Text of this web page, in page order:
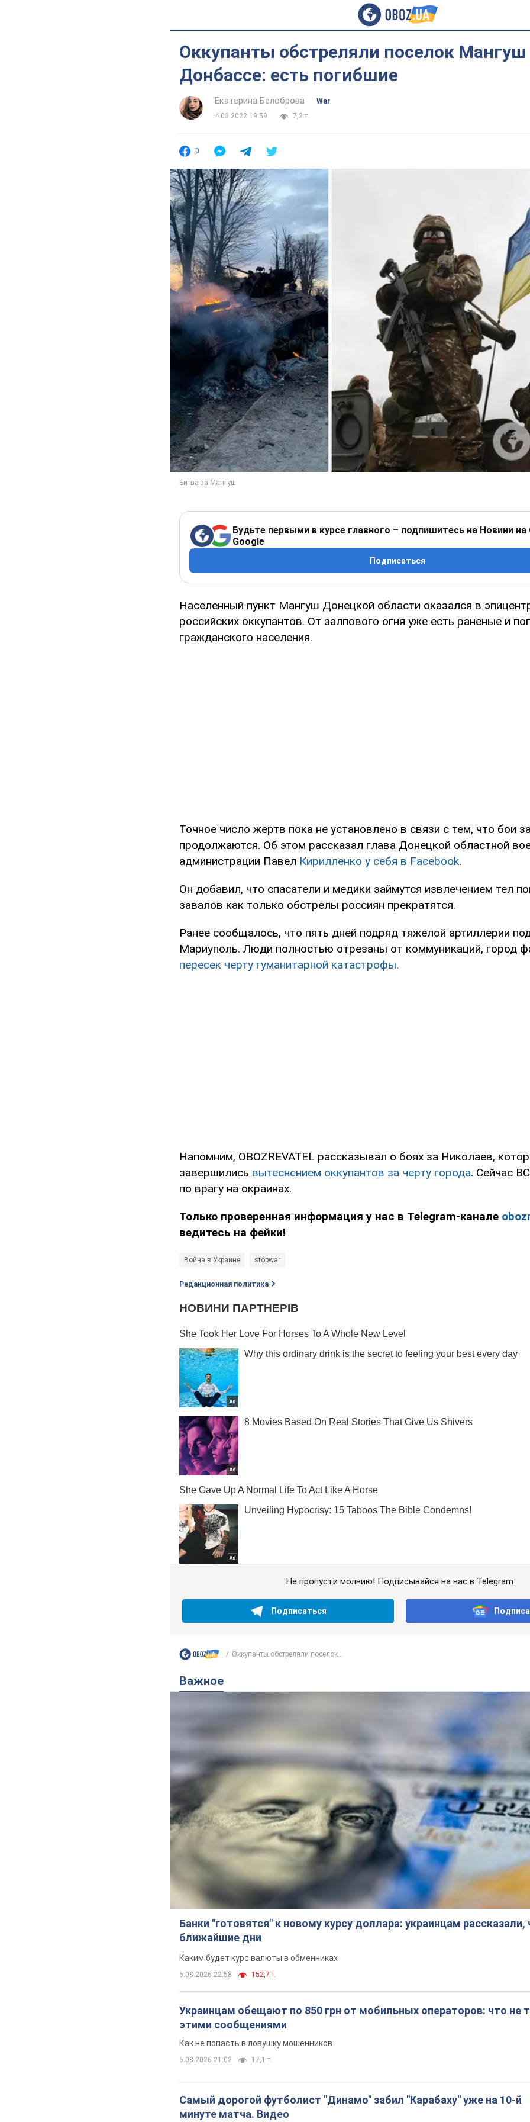
Оккупанты обстреляли поселок Мангуш
Донбассе: есть погибшие
Екатерина Белоброва
War
4.03.2022 19:59
7,2 т.
0
Будьте первыми в курсе главного – подпишитесь на Новини на
Google
Подписаться
Населенный пункт Мангуш Донецкой области оказался в
российских оккупантов. От залпового огня уже есть раненые и
гражданского населения.
Точное число жертв пока не установлено в связи с тем, что бои
продолжаются. Об этом рассказал глава Донецкой областной
администрации Павел Кирилленко у себя в Facebook.
Он добавил, что спасатели и медики займутся извлечением тел
завалов как только обстрелы россиян прекратятся.
Ранее сообщалось, что пять дней подряд тяжелой артиллерии
Мариуполь. Люди полностью отрезаны от коммуникаций, город
пересек черту гуманитарной катастрофы.
Напомним, OBOZREVATEL рассказывал о боях за Николаев,
завершились вытеснением оккупантов за черту города. Сейчас
по врагу на окраинах.
Только проверенная информация у нас в Telegram-канале
ведитесь на фейки!
Война в Украине stopwar
Редакционная политика
Не пропусти молнию! Подписывайся на нас в Telegram
Подписаться
Оккупанты обстреляли поселок...
Важное
Банки "готовятся" к новому курсу доллара: украинцам
ближайшие дни
Каким будет курс валюты в обменниках
6.08.2026 22:58 152,7 т.
Украинцам обещают по 850 грн от мобильных операторов: что не
этими сообщениями
Как не попасть в ловушку мошенников
6.08.2026 21:02 17,1 т.
Самый дорогой футболист "Динамо" забил "Карабаху" уже на 10-й
минуте матча. Видео